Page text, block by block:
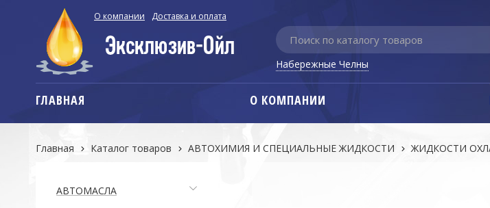
О компании Доставка и оплата
Набережные Челны
ГЛАВНАЯ О КОМПАНИИ
Главная Каталог товаров АВТОХИМИЯ И СПЕЦИАЛЬНЫЕ ЖИДКОСТИ ЖИДКОСТИ
АВТОМАСЛА